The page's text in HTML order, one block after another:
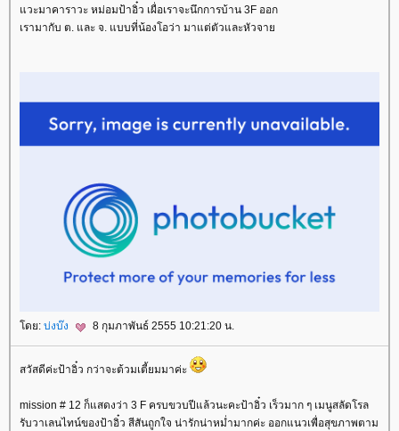
วะมาคาราวะ หม่อมป้าอิ๋ว เผื่อเราจะนึกการบ้าน 3F ออก
เรามากับ ต. และ จ. แบบที่น้องโอว่า มาแต่ตัวและหัวจา
ดย: บ่งบ๊ง 8 กุมภาพันธ์ 2555 10:21:20 น.
สวัสดีค่ะป้าอิ๋ว กว่าจะต้วมเตี้ยมมาค่ะ
mission # 12 ก็แสดงว่า 3 F ครบขวบปีแล้วนะคะป้าอิ๋ว เร็วมาก ๆ เมนูสลัดโรล
รับวาเลนไทน์ของป้าอิ๋ว สีสันถูกใจ น่ารักน่าหม่ำมากค่ะ ออกแนวเพื่อสุขภาพตาม